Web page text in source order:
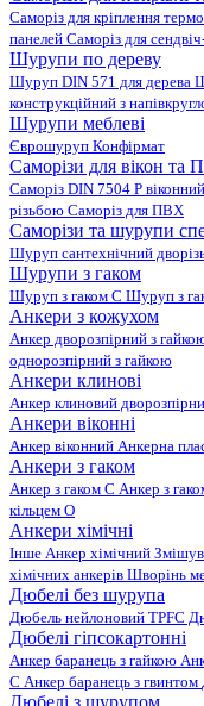
Саморіз для кріплення
панелей Саморіз для
Шурупи по дереву
Шуруп DIN 571 для дерева
конструкційний з
Шурупи меблеві
Єврошуруп Конфірмат
Саморізи для вікон та
Саморіз DIN 7504 P
різьбою Саморіз для ПВХ
Саморізи та шурупи
Шуруп сантехнічний
Шурупи з гаком
Шуруп з гаком C Шуруп з
Анкери з кожухом
Анкер дворозпірний з
однорозпірний з гайкою
Анкери клинові
Анкер клиновий
Анкери віконні
Анкер віконний Анкерна
Анкери з гаком
Анкер з гаком C Анкер з
кільцем O
Анкери хімічні
Інше Анкер хімічний
хімічних анкерів Шворінь
Дюбелі без шурупа
Дюбель нейлоновий TPFC
Дюбелі гіпсокартонні
Анкер баранець з гайкою
С Анкер баранець з гвинтом
Дюбелі з шурупом